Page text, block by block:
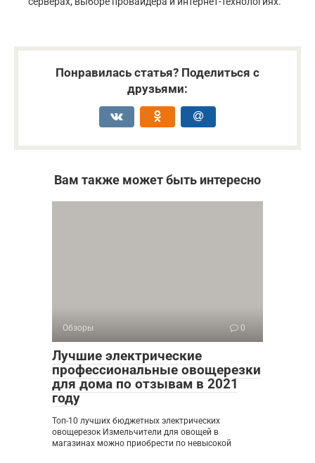
Понравилась статья? Поделиться с
друзьями:
Вам также может быть интересно
Обзоры 0
Лучшие электрические
профессиональные овощерезки
для дома по отзывам в 2021
году
Топ-10 лучших бюджетных электрических
овощерезок Измельчители для овощей в
магазинах можно приобрести по невысокой